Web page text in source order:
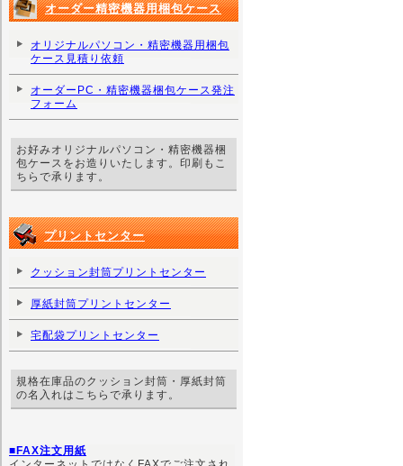
オーダー精密機器用梱包ケース
オリジナルパソコン・精密機器用梱包
ケース見積り依頼
オーダーPC・精密機器梱包ケース発注
フォーム
お好みオリジナルパソコン・精密機器梱
包ケースをお造りいたします。印刷もこ
ちらで承ります。
プリントセンター
クッション封筒プリントセンター
厚紙封筒プリントセンター
宅配袋プリントセンター
規格在庫品のクッション封筒・厚紙封筒
の名入れはこちらで承ります。
■FAX注文用紙